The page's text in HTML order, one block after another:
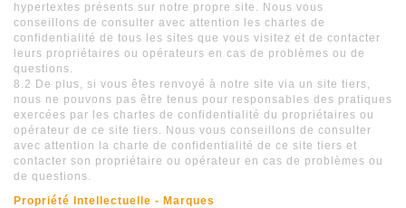
hypertextes présents sur notre propre site. Nous vous
conseillons de consulter avec attention les chartes de
confidentialité de tous les sites que vous visitez et de contacter
leurs propriétaires ou opérateurs en cas de problèmes ou de
questions.
8.2 De plus, si vous êtes renvoyé à notre site via un site tiers,
nous ne pouvons pas être tenus pour responsables des pratiques
exercées par les chartes de confidentialité du propriétaires ou
opérateur de ce site tiers. Nous vous conseillons de consulter
avec attention la charte de confidentialité de ce site tiers et
contacter son propriétaire ou opérateur en cas de problèmes ou
de questions.
Propriété Intellectuelle - Marques